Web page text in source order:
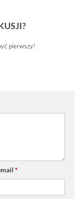
pierwszy!
*